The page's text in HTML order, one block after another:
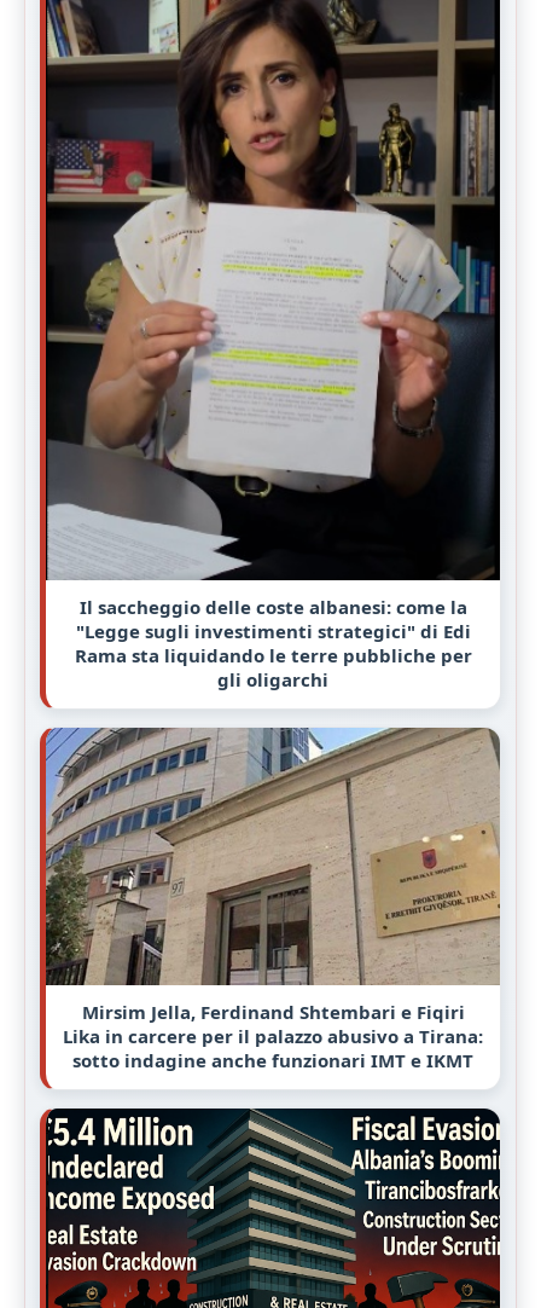
Il saccheggio delle coste albanesi: come la
"Legge sugli investimenti strategici" di Edi
Rama sta liquidando le terre pubbliche per
gli oligarchi
Mirsim Jella, Ferdinand Shtembari e Fiqiri
Lika in carcere per il palazzo abusivo a Tirana:
sotto indagine anche funzionari IMT e IKMT